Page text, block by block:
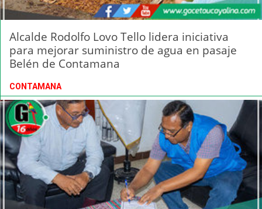
Alcalde Rodolfo Lovo Tello lidera iniciativa
para mejorar suministro de agua en pasaje
Belén de Contamana
CONTAMANA